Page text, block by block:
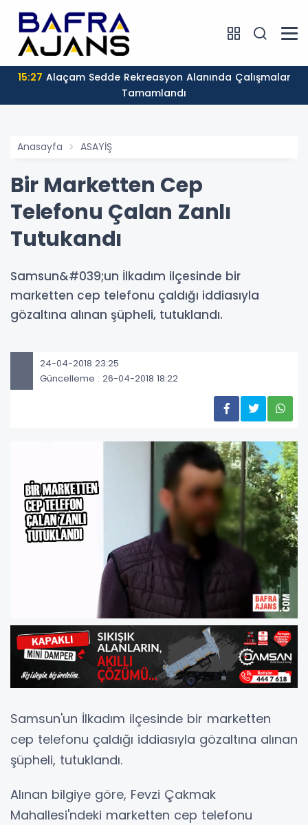
15:27
Tamamlandı
Anasayfa ASAYİŞ
Bir Marketten Cep
Telefonu Çalan Zanlı
Tutukandı
Samsun&#039;un İlkadım ilçesinde bir
marketten cep telefonu çaldığı iddiasıyla
gözaltına alınan şüpheli, tutuklandı.
24-04-2018 23:25
Güncelleme : 26-04-2018 18:22
Samsun'un İlkadım ilçesinde bir marketten
cep telefonu çaldığı iddiasıyla gözaltına alınan
şüpheli, tutuklandı.
Alınan bilgiye göre, Fevzi Çakmak
Mahallesi'ndeki marketten cep telefonu